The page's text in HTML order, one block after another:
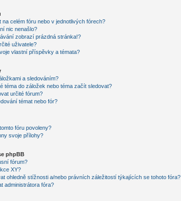
celém fóru nebo v jednotlivých fórech?
nic nenašlo?
zobrazí prázdná stránka!?
uživatele?
vlastní příspěvky a témata?
a sledováním?
téma do záložek nebo téma začít sledovat?
určité fórum?
témat nebo fór?
fóru povoleny?
svoje přílohy?
phpBB
fórum?
XY?
ohledně stížnosti a/nebo právních záležitostí týkajících se tohoto fóra?
administrátora fóra?